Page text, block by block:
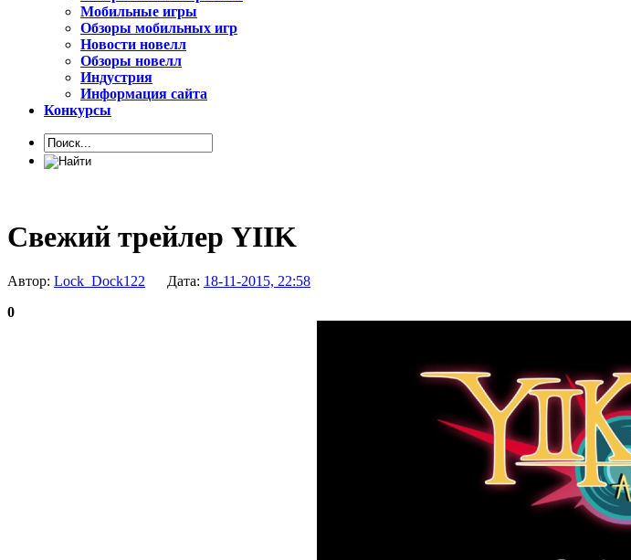
Мобильные игры
Обзоры мобильных игр
Новости новелл
Обзоры новелл
Индустрия
Информация сайта
Конкурсы
Свежий трейлер YIIK
Автор: Lock_Dock122 Дата: 18-11-2015, 22:58
0